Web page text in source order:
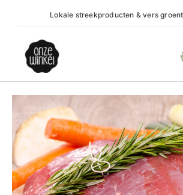
inhoud
Lokale streekproducten & vers
aantal